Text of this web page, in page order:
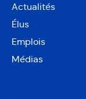
Actualités
Élus
Emplois
Médias